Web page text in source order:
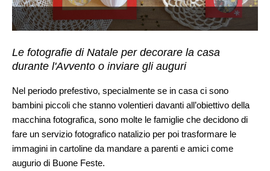
Le fotografie di Natale per decorare la casa
durante l'Avvento o inviare gli auguri
Nel periodo prefestivo, specialmente se in casa ci sono
bambini piccoli che stanno volentieri davanti all’obiettivo della
macchina fotografica, sono molte le famiglie che decidono di
fare un servizio fotografico natalizio per poi trasformare le
immagini in cartoline da mandare a parenti e amici come
augurio di Buone Feste.